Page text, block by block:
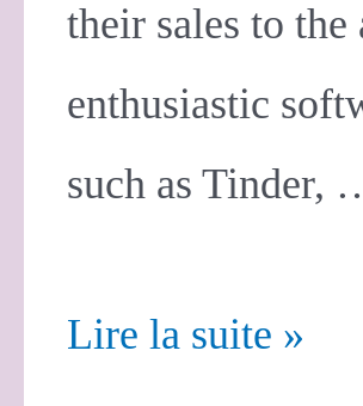
their sales to the
enthusiastic
such as Tinder,
Lire la suite »